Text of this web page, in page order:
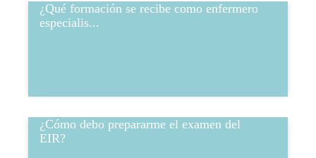
¿Qué formación se recibe como enfermero
especialis...
¿Cómo debo prepararme el examen del
EIR?